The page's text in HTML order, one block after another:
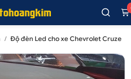
/ Độ đèn Led cho xe Chevrolet Cruze